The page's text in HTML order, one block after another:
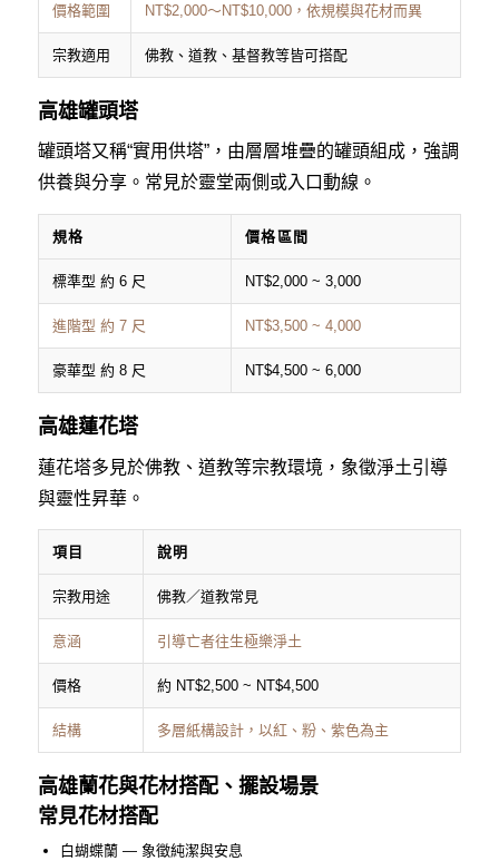
價格範圍 NT$2,000〜NT$10,000，依規模與花材而異
宗教適用 佛教、道教、基督教等皆可搭配
高雄罐頭塔
罐頭塔又稱“實用供塔”，由層層堆疊的罐頭組成，強調
供養與分享。常見於靈堂兩側或入口動線。
規格 價格區間
標準型 約 6 尺 NT$2,000 ~ 3,000
進階型 約 7 尺 NT$3,500 ~ 4,000
豪華型 約 8 尺 NT$4,500 ~ 6,000
高雄蓮花塔
蓮花塔多見於佛教、道教等宗教環境，象徵淨土引導
與靈性昇華。
項目 說明
宗教用途 佛教／道教常見
意涵 引導亡者往生極樂淨土
價格 約 NT$2,500 ~ NT$4,500
結構 多層紙構設計，以紅、粉、紫色為主
高雄蘭花與花材搭配、擺設場景
常見花材搭配
白蝴蝶蘭 — 象徵純潔與安息